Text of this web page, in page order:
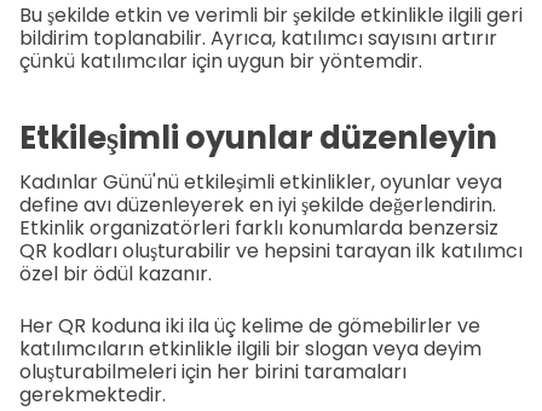
Bu şekilde etkin ve verimli bir şekilde etkinlikle ilgili geri
bildirim toplanabilir. Ayrıca, katılımcı sayısını artırır
çünkü katılımcılar için uygun bir yöntemdir.
Etkileşimli oyunlar düzenleyin
Kadınlar Günü'nü etkileşimli etkinlikler, oyunlar veya
define avı düzenleyerek en iyi şekilde değerlendirin.
Etkinlik organizatörleri farklı konumlarda benzersiz
QR kodları oluşturabilir ve hepsini tarayan ilk katılımcı
özel bir ödül kazanır.
Her QR koduna iki ila üç kelime de gömebilirler ve
katılımcıların etkinlikle ilgili bir slogan veya deyim
oluşturabilmeleri için her birini taramaları
gerekmektedir.